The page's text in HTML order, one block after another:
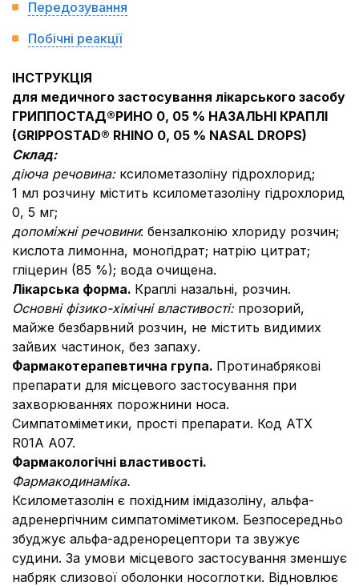
Передозування
Побічні реакції
ІНСТРУКЦІЯ
для медичного застосування лікарського засобу
ГРИППОСТАД®РИНО 0, 05 % НАЗАЛЬНІ КРАПЛІ
(GRIPPOSTAD® RHINO 0, 05 % NASAL DROPS)
Склад:
діюча речовина: ксилометазоліну гідрохлорид;
1 мл розчину містить ксилометазоліну гідрохлорид
0, 5 мг;
допоміжні речовини: бензалконію хлориду розчин;
кислота лимонна, моногідрат; натрію цитрат;
гліцерин (85 %); вода очищена.
Лікарська форма. Краплі назальні, розчин.
Основні фізико-хімічні властивості: прозорий,
майже безбарвний розчин, не містить видимих
зайвих частинок, без запаху.
Фармакотерапевтична група. Протинабрякові
препарати для місцевого застосування при
захворюваннях порожнини носа.
Симпатоміметики, прості препарати. Код АТХ
R01A A07.
Фармакологічні властивості.
Фармакодинаміка.
Ксилометазолін є похідним імідазоліну, альфа-
адренергічним симпатоміметиком. Безпосередньо
збуджує альфа-адренорецептори та звужує
судини. За умови місцевого застосування зменшує
набряк слизової оболонки носоглотки. Відновлює